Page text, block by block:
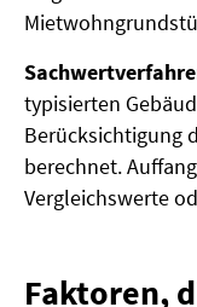
typisierten
Berücksichtigung
berechnet.
Vergleichswerte
Faktoren,